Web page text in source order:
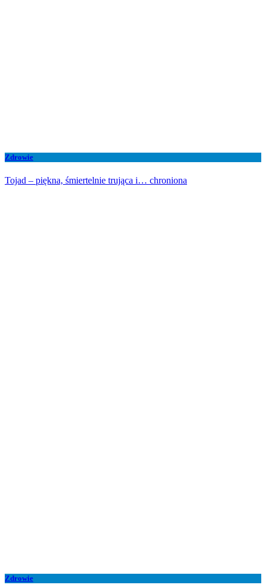
Zdrowie
Tojad – piękna, śmiertelnie trująca i… chroniona
Zdrowie